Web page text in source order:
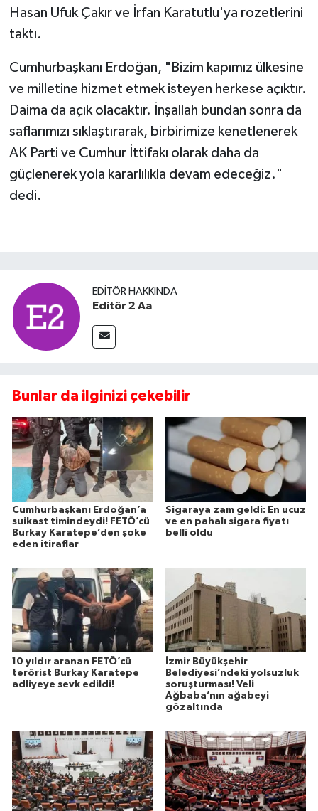
Hasan Ufuk Çakır ve İrfan Karatutlu'ya rozetlerini
taktı.
Cumhurbaşkanı Erdoğan, "Bizim kapımız ülkesine
ve milletine hizmet etmek isteyen herkese açıktır.
Daima da açık olacaktır. İnşallah bundan sonra da
saflarımızı sıklaştırarak, birbirimize kenetlenerek
AK Parti ve Cumhur İttifakı olarak daha da
güçlenerek yola kararlılıkla devam edeceğiz."
dedi.
EDITÖR HAKKINDA
Editör 2 Aa
Bunlar da ilginizi çekebilir
Cumhurbaşkanı Erdoğan’a
suikast timindeydi! FETÖ’cü
Burkay Karatepe’den şoke
eden itiraflar
Sigaraya zam geldi: En ucuz
ve en pahalı sigara fiyatı
belli oldu
10 yıldır aranan FETÖ’cü
terörist Burkay Karatepe
adliyeye sevk edildi!
İzmir Büyükşehir
Belediyesi’ndeki yolsuzluk
soruşturması! Veli
Ağbaba’nın ağabeyi
gözaltında